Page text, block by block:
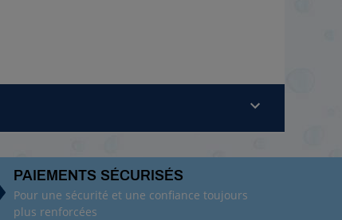
PAIEMENTS SÉCURISÉS
Pour une sécurité et une confiance toujours
plus renforcées